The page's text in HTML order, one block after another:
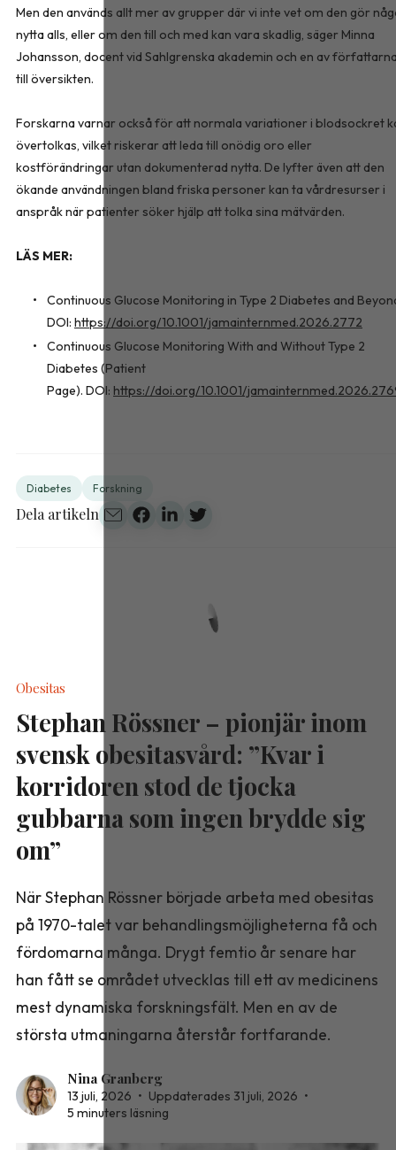
Men den används allt mer av grupper där vi inte vet om den gör
nytta alls, eller om den till och med kan vara skadlig, säger Minna
Johansson, docent vid Sahlgrenska akademin och en av
till översikten.
Forskarna varnar också för att normala variationer i blodsockret
övertolkas, vilket riskerar att leda till onödig oro eller
kostförändringar utan dokumenterad nytta. De lyfter även att den
ökande användningen bland friska personer kan ta vårdresurser i
anspråk när patienter söker hjälp att tolka sina mätvärden.
LÄS MER:
Continuous Glucose Monitoring in Type 2 Diabetes and
DOI: https://doi.org/10.1001/jamainternmed.2026.2772
Continuous Glucose Monitoring With and Without Type 2
Diabetes (Patient
Page). DOI: https://doi.org/10.1001/
Diabetes Forskning
Dela artikeln
Obesitas
Stephan Rössner – pionjär inom
svensk obesitasvård: ”Kvar i
korridoren stod de tjocka
gubbarna som ingen brydde sig
om”
När Stephan Rössner började arbeta med obesitas
på 1970-talet var behandlingsmöjligheterna få och
fördomarna många. Drygt femtio år senare har
han fått se området utvecklas till ett av medicinens
mest dynamiska forskningsfält. Men en av de
största utmaningarna återstår fortfarande.
Nina Granberg
13 juli, 2026 • Uppdaterades 31 juli, 2026 •
5 minuters läsning